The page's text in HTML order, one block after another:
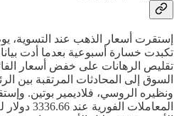
إستقرت أسعار الذهب عند التسوية،
تكبدت خسارة أسبوعية بعدما أدت
تقليص الرهانات على خفض أسعار
السوق إلى المحادثات المرتقبة بين
ونظيره الروسي، فلاديمير بوتين.
المعاملات